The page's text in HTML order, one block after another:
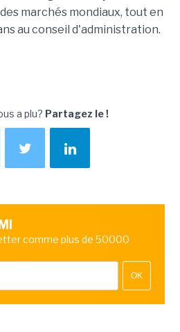
marchés mondiaux, tout en
au conseil d'administration.
a plu? Partagez le !
comme plus de 50000
OK